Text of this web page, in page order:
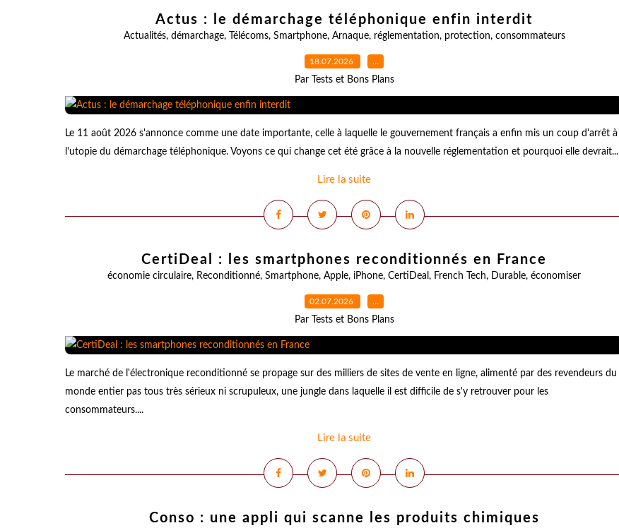
Actus : le démarchage téléphonique enfin interdit
Actualités, démarchage, Télécoms, Smartphone, Arnaque, réglementation, protection, consommateurs
18.07.2026 …
Par Tests et Bons Plans
Le 11 août 2026 s'annonce comme une date importante, celle à laquelle le gouvernement français a enfin mis un coup d'arrêt à
l'utopie du démarchage téléphonique. Voyons ce qui change cet été grâce à la nouvelle réglementation et pourquoi elle devrait...
Lire la suite
CertiDeal : les smartphones reconditionnés en France
économie circulaire, Reconditionné, Smartphone, Apple, iPhone, CertiDeal , French Tech, Durable, économiser
02.07.2026 …
Par Tests et Bons Plans
Le marché de l'électronique reconditionné se propage sur des milliers de sites de vente en ligne, alimenté par des revendeurs du
monde entier pas tous très sérieux ni scrupuleux, une jungle dans laquelle il est difficile de s'y retrouver pour les
consommateurs....
Lire la suite
Conso : une appli qui scanne les produits chimiques